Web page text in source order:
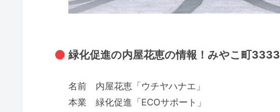
緑化促進の内屋花恵の情報！みやこ町3333
名前 内屋花恵「ウチヤハナエ」
本業 緑化促進「ECOサポート」